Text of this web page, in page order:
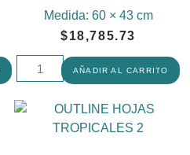
Medida: 60 × 43 cm
$18,785.73
AÑADIR AL CARRITO